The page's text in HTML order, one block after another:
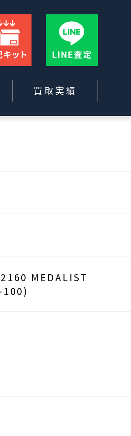
買取実績
MEDALIST